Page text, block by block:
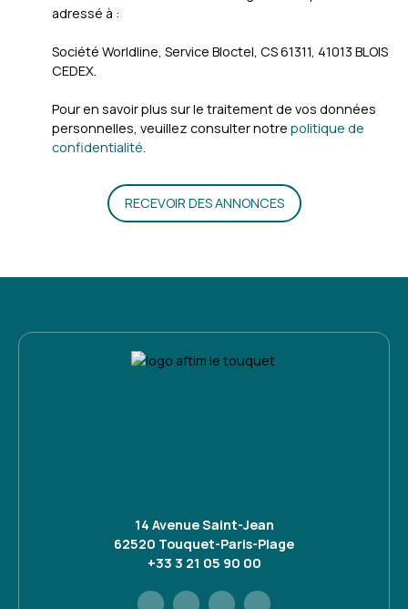
adressé à :
Société Worldline, Service Bloctel, CS 61311, 41013 BLOIS
CEDEX.
Pour en savoir plus sur le traitement de vos données
personnelles, veuillez consulter notre politique de
confidentialité
RECEVOIR DES ANNONCES
14 Avenue Saint-Jean
62520 Touquet-Paris-Plage
+33 3 21 05 90 00